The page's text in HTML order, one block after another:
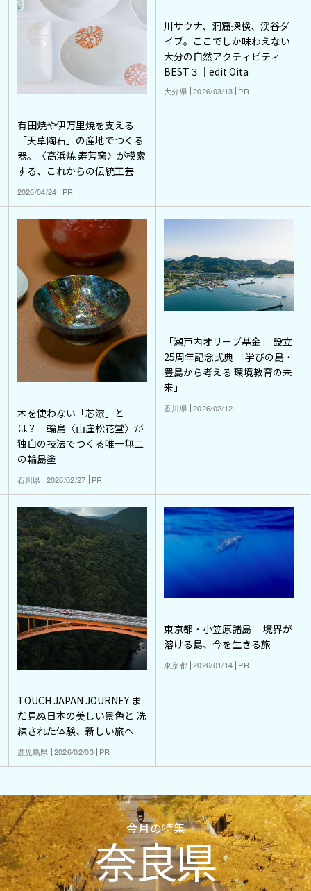
有田焼や伊万里焼を支える
「天草陶石」の産地でつくる
器。〈高浜焼 寿芳窯〉が模索
する、これからの伝統工芸
2026/04/24 PR
川サウナ、洞窟探検、渓谷ダ
イブ。ここでしか味わえない
大分の自然アクティビティ
BEST３｜edit Oita
大分県 2026/03/13 PR
木を使わない「芯漆」と
は？ 輪島〈山崖松花堂〉が
独自の技法でつくる唯一無二
の輪島塗
石川県 2026/02/27 PR
「瀬戸内オリーブ基金」 設立
25周年記念式典 「学びの島・
豊島から考える 環境教育の未
来」
香川県 2026/02/12
TOUCH JAPAN JOURNEY ま
だ見ぬ日本の美しい景色と 洗
練された体験、新しい旅へ
鹿児島県 2026/02/03 PR
東京都・小笠原諸島― 境界が
溶ける島、今を生きる旅
東京都 2026/01/14 PR
今月の特集
奈良県